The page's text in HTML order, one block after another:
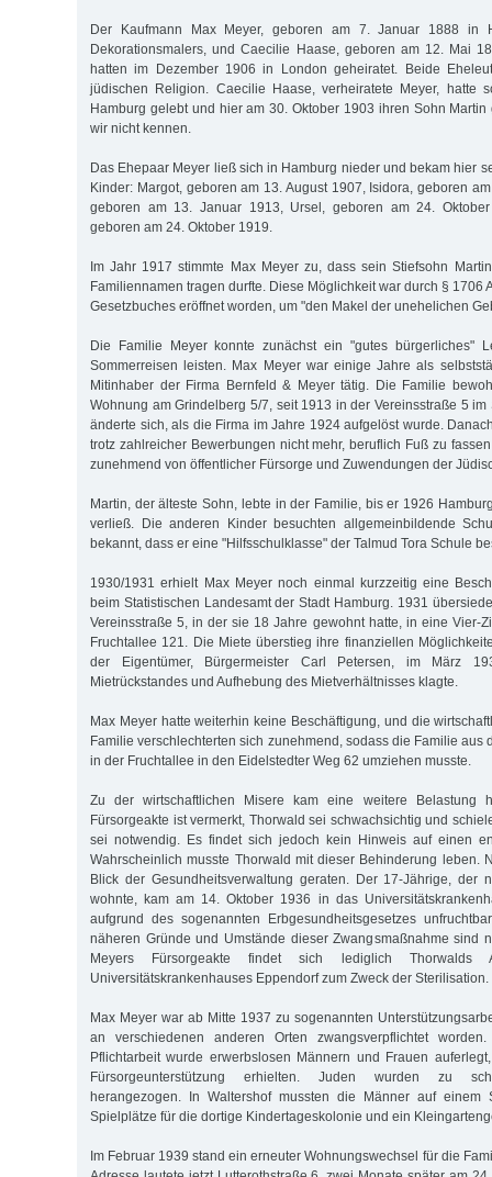
Der Kaufmann Max Meyer, geboren am 7. Januar 1888 in
Dekorationsmalers, und Caecilie Haase, geboren am 12. Mai
hatten im Dezember 1906 in London geheiratet. Beide
jüdischen Religion. Caecilie Haase, verheiratete Meyer, hatte
Hamburg gelebt und hier am 30. Oktober 1903 ihren Sohn Martin
wir nicht kennen.
Das Ehepaar Meyer ließ sich in Hamburg nieder und bekam hier
Kinder: Margot, geboren am 13. August 1907, Isidora, geboren
geboren am 13. Januar 1913, Ursel, geboren am 24.
geboren am 24. Oktober 1919.
Im Jahr 1917 stimmte Max Meyer zu, dass sein Stiefsohn
Familiennamen tragen durfte. Diese Möglichkeit war durch § 1706
Gesetzbuches eröffnet worden, um "den Makel der unehelichen
Die Familie Meyer konnte zunächst ein "gutes bürgerliches"
Sommerreisen leisten. Max Meyer war einige Jahre als
Mitinhaber der Firma Bernfeld & Meyer tätig. Die Familie
Wohnung am Grindelberg 5/7, seit 1913 in der Vereinsstraße 5 im
änderte sich, als die Firma im Jahre 1924 aufgelöst wurde.
trotz zahlreicher Bewerbungen nicht mehr, beruflich Fuß zu
zunehmend von öffentlicher Fürsorge und Zuwendungen der
Martin, der älteste Sohn, lebte in der Familie, bis er 1926
verließ. Die anderen Kinder besuchten allgemeinbildende
bekannt, dass er eine "Hilfsschulklasse" der Talmud Tora Schule
1930/1931 erhielt Max Meyer noch einmal kurzzeitig eine
beim Statistischen Landesamt der Stadt Hamburg. 1931
Vereinsstraße 5, in der sie 18 Jahre gewohnt hatte, in eine Vier-
Fruchtallee 121. Die Miete überstieg ihre finanziellen
der Eigentümer, Bürgermeister Carl Petersen, im März
Mietrückstandes und Aufhebung des Mietverhältnisses klagte.
Max Meyer hatte weiterhin keine Beschäftigung, und die
Familie verschlechterten sich zunehmend, sodass die Familie aus
in der Fruchtallee in den Eidelstedter Weg 62 umziehen musste.
Zu der wirtschaftlichen Misere kam eine weitere Belastung
Fürsorgeakte ist vermerkt, Thorwald sei schwachsichtig und
sei notwendig. Es findet sich jedoch kein Hinweis auf einen
Wahrscheinlich musste Thorwald mit dieser Behinderung leben.
Blick der Gesundheitsverwaltung geraten. Der 17-Jährige, der
wohnte, kam am 14. Oktober 1936 in das
aufgrund des sogenannten Erbgesundheitsgesetzes
näheren Gründe und Umstände dieser Zwangsmaßnahme sind
Meyers Fürsorgeakte findet sich lediglich Thorwalds
Universitätskrankenhauses Eppendorf zum Zweck der Sterilisation.
Max Meyer war ab Mitte 1937 zu sogenannten
an verschiedenen anderen Orten zwangsverpflichtet
Pflichtarbeit wurde erwerbslosen Männern und Frauen
Fürsorgeunterstützung erhielten. Juden wurden zu
herangezogen. In Waltershof mussten die Männer auf einem
Spielplätze für die dortige Kindertageskolonie und ein
Im Februar 1939 stand ein erneuter Wohnungswechsel für die